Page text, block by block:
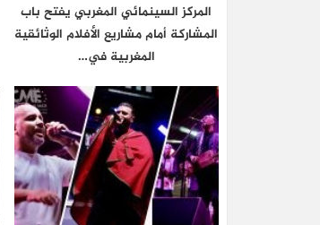
المركز السينمائي المغربي يفتح باب
المشاركة أمام مشاريع الأفلام الوثائقية
المغربية في…